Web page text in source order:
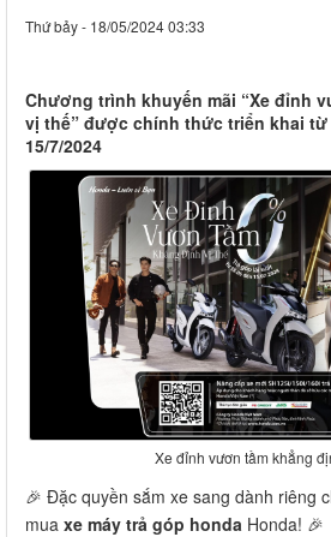
Thứ bảy - 18/05/2024 03:33
Chương trình khuyến mãi “Xe đỉnh
vị thế” được chính thức triển khai từ
15/7/2024
Xe đỉnh vươn tầm khẳng
🎉 Đặc quyền sắm xe sang dành riêng
mua xe máy trả góp honda Honda! 🎉